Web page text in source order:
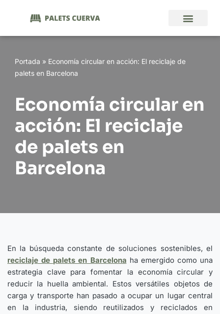
al
Portada » Economía circular en acción: El reciclaje de
palets en Barcelona
Economía circular en
acción: El reciclaje
de palets en
Barcelona
En la búsqueda constante de soluciones sostenibles, el
reciclaje de palets en Barcelona ha emergido como una
estrategia clave para fomentar la economía circular y
reducir la huella ambiental. Estos versátiles objetos de
carga y transporte han pasado a ocupar un lugar central
en la industria, siendo reutilizados y reciclados en